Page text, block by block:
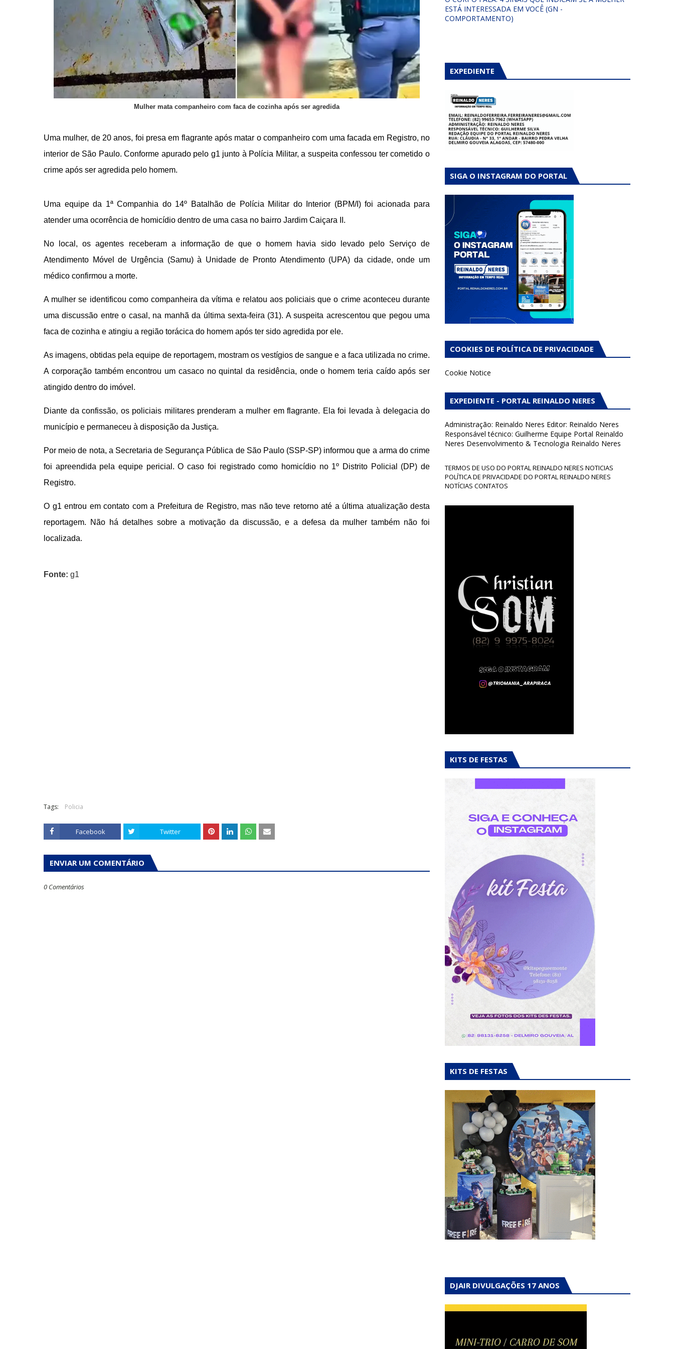
Mulher mata companheiro com faca de cozinha após ser agredida
Uma mulher, de 20 anos, foi presa em flagrante após matar o companheiro com uma facada em Registro, no
interior de São Paulo. Conforme apurado pelo g1 junto à Polícia Militar, a suspeita confessou ter cometido o
crime após ser agredida pelo homem.
Uma equipe da 1ª Companhia do 14º Batalhão de Polícia Militar do Interior (BPM/I) foi acionada para
atender uma ocorrência de homicídio dentro de uma casa no bairro Jardim Caiçara II.
No local, os agentes receberam a informação de que o homem havia sido levado pelo Serviço de
Atendimento Móvel de Urgência (Samu) à Unidade de Pronto Atendimento (UPA) da cidade, onde um
médico confirmou a morte.
A mulher se identificou como companheira da vítima e relatou aos policiais que o crime aconteceu durante
uma discussão entre o casal, na manhã da última sexta-feira (31). A suspeita acrescentou que pegou uma
faca de cozinha e atingiu a região torácica do homem após ter sido agredida por ele.
As imagens, obtidas pela equipe de reportagem, mostram os vestígios de sangue e a faca utilizada no crime.
A corporação também encontrou um casaco no quintal da residência, onde o homem teria caído após ser
atingido dentro do imóvel.
Diante da confissão, os policiais militares prenderam a mulher em flagrante. Ela foi levada à delegacia do
município e permaneceu à disposição da Justiça.
Por meio de nota, a Secretaria de Segurança Pública de São Paulo (SSP-SP) informou que a arma do crime
foi apreendida pela equipe pericial. O caso foi registrado como homicídio no 1º Distrito Policial (DP) de
Registro.
O g1 entrou em contato com a Prefeitura de Registro, mas não teve retorno até a última atualização desta
reportagem. Não há detalhes sobre a motivação da discussão, e a defesa da mulher também não foi
localizada.
Fonte: g1
Tags: Policia
Facebook Twitter
ENVIAR UM COMENTÁRIO
0 Comentários
ESTÁ INTERESSADA EM VOCÊ (GN -
COMPORTAMENTO)
EXPEDIENTE
SIGA O INSTAGRAM DO PORTAL
COOKIES DE POLÍTICA DE PRIVACIDADE
Cookie Notice
EXPEDIENTE - PORTAL REINALDO NERES
Administração: Reinaldo Neres Editor: Reinaldo Neres
Responsável técnico: Guilherme Equipe Portal Reinaldo
Neres Desenvolvimento & Tecnologia Reinaldo Neres
TERMOS DE USO DO PORTAL REINALDO NERES NOTICIAS
POLÍTICA DE PRIVACIDADE DO PORTAL REINALDO NERES
NOTÍCIAS CONTATOS
KITS DE FESTAS
KITS DE FESTAS
DJAIR DIVULGAÇÕES 17 ANOS